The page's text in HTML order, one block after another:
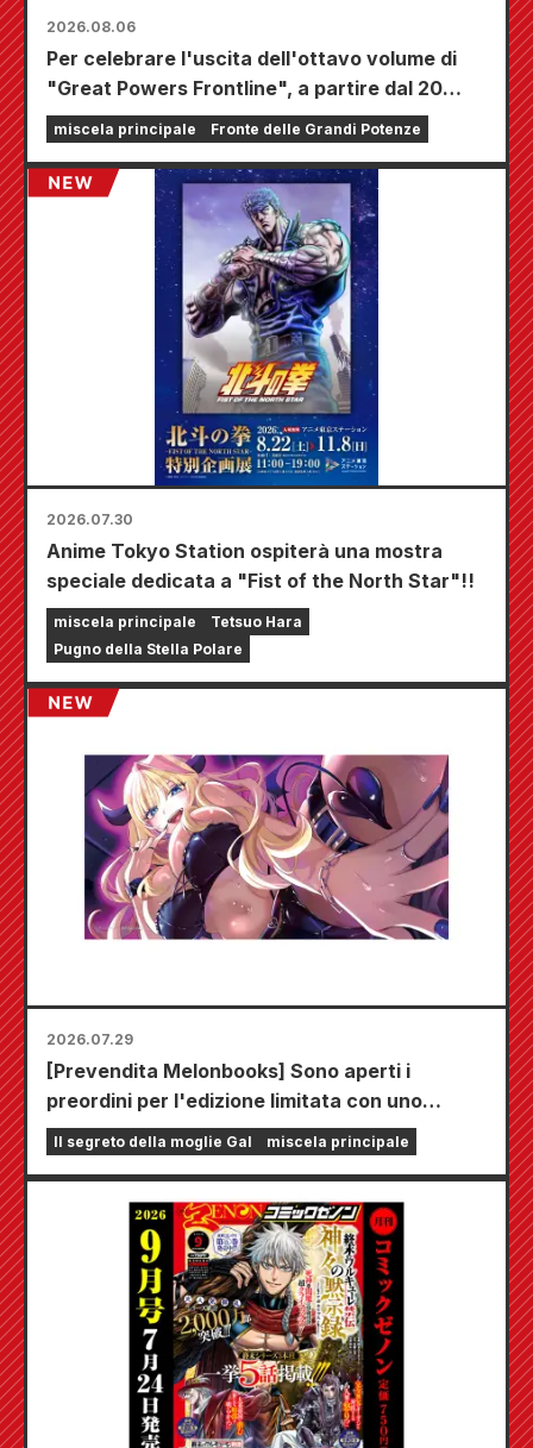
2026.08.06
Per celebrare l'uscita dell'ottavo volume di
"Great Powers Frontline", a partire dal 20
agosto si terrà una fiera a tempo limitato
presso i negozi Animate di tutta la nazione,
dove potrete aggiudicarvi una mini card
disegnata appositamente (4 tipi in totale)!
miscela principale Fronte delle Grandi Potenze
2026.07.30
Anime Tokyo Station ospiterà una mostra
speciale dedicata a "Fist of the North Star"!!
miscela principale
Tetsuo Hara
Pugno della Stella Polare
2026.07.29
[Prevendita Melonbooks] Sono aperti i
preordini per l'edizione limitata con uno
speciale tappetino da gioco che raffigura una
splendida illustrazione di Fuyuki Tojo
realizzata da Kudou! Il sesto volume di "The
Secret of the Gal Bride" uscirà il 20 ottobre!
Il segreto della moglie Gal miscela principale